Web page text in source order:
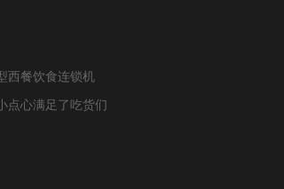
西餐饮食连锁机
点心满足了吃货们